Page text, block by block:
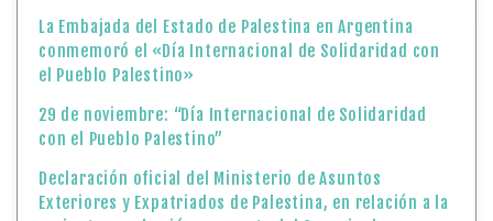
La Embajada del Estado de Palestina en Argentina
conmemoró el «Día Internacional de Solidaridad con
el Pueblo Palestino»
29 de noviembre: “Día Internacional de Solidaridad
con el Pueblo Palestino”
Declaración oficial del Ministerio de Asuntos
Exteriores y Expatriados de Palestina, en relación a la